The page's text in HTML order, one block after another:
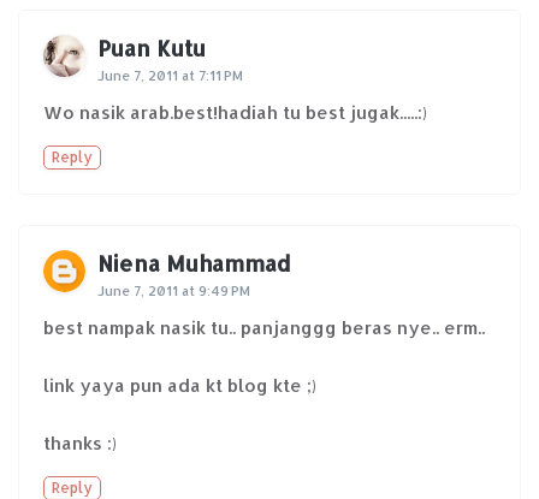
Puan Kutu
June 7, 2011 at 7:11 PM
Wo nasik arab.best!hadiah tu best jugak.....:)
Reply
Niena Muhammad
June 7, 2011 at 9:49 PM
best nampak nasik tu.. panjanggg beras nye.. erm..
link yaya pun ada kt blog kte ;)
thanks :)
Reply